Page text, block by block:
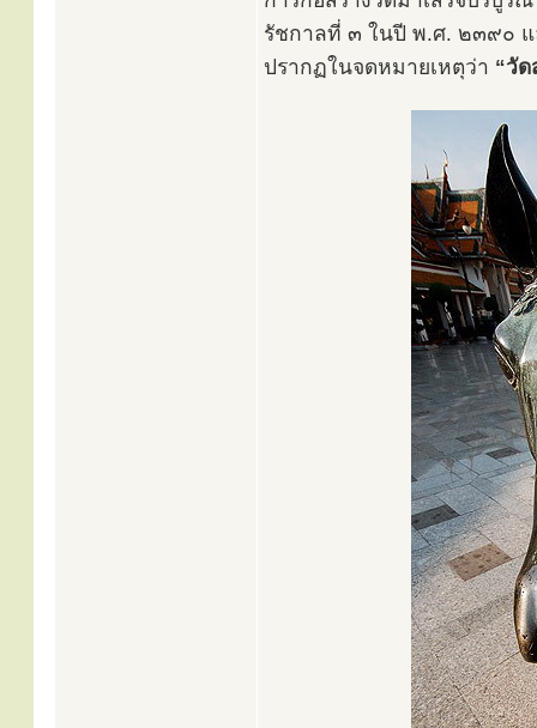
รัชกาลที่ ๓ ในปี พ.ศ. ๒๓๙๐
ปรากฏในจดหมายเหตุว่า “วั